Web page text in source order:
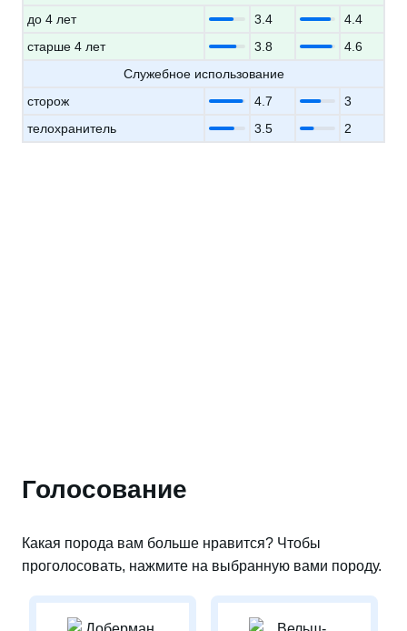
до 4 лет
3.4
4.4
старше 4 лет
3.8
4.6
Служебное использование
сторож
4.7
3
телохранитель
3.5 2
Голосование
Какая порода вам больше нравится? Чтобы
проголосовать, нажмите на выбранную вами породу.